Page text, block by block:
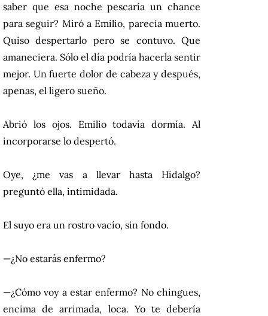
saber que esa noche pescaría un chance
para seguir? Miró a Emilio, parecía muerto.
Quiso despertarlo pero se contuvo. Que
amaneciera. Sólo el día podría hacerla sentir
mejor. Un fuerte dolor de cabeza y después,
apenas, el ligero sueño.
Abrió los ojos. Emilio todavía dormía. Al
incorporarse lo despertó.
Oye, ¿me vas a llevar hasta Hidalgo?
preguntó ella, intimidada.
El suyo era un rostro vacío, sin fondo.
—¿No estarás enfermo?
—¿Cómo voy a estar enfermo? No chingues,
encima de arrimada, loca. Yo te debería